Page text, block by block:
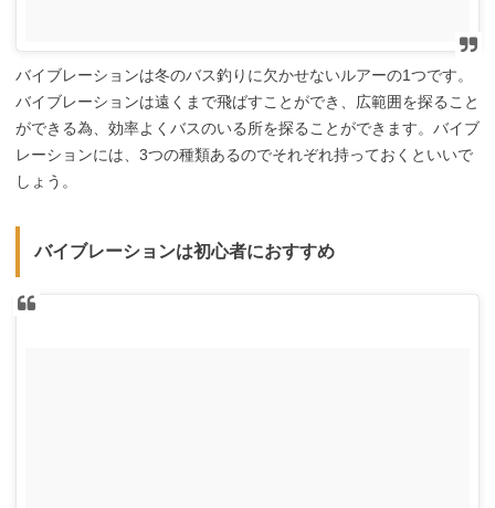
バイブレーションは冬のバス釣りに欠かせないルアーの1つです。
バイブレーションは遠くまで飛ばすことができ、広範囲を探ること
ができる為、効率よくバスのいる所を探ることができます。バイブ
レーションには、3つの種類あるのでそれぞれ持っておくといいで
しょう。
バイブレーションは初心者におすすめ